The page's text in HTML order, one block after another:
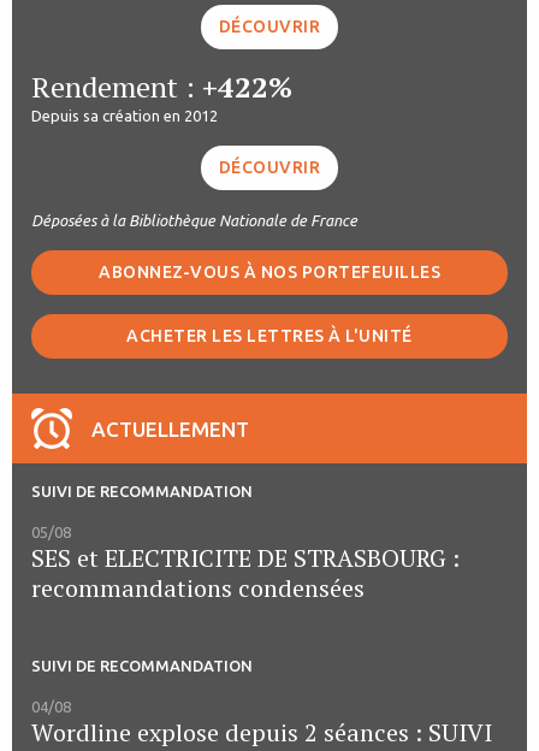
DÉCOUVRIR
Rendement : +422%
Depuis sa création en 2012
DÉCOUVRIR
Déposées à la Bibliothèque Nationale de France
ABONNEZ-VOUS À NOS PORTEFEUILLES
ACHETER LES LETTRES À L'UNITÉ
ACTUELLEMENT
SUIVI DE RECOMMANDATION
05/08
SES et ELECTRICITE DE STRASBOURG :
recommandations condensées
SUIVI DE RECOMMANDATION
04/08
Wordline explose depuis 2 séances : SUIVI